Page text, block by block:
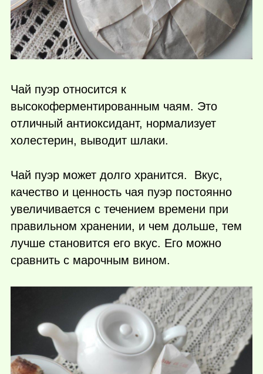
Чай пуэр относится к
высокоферментированным чаям. Это
отличный антиоксидант, нормализует
холестерин, выводит шлаки.
Чай пуэр может долго хранится. Вкус,
качество и ценность чая пуэр постоянно
увеличивается с течением времени при
правильном хранении, и чем дольше, тем
лучше становится его вкус. Его можно
сравнить с марочным вином.